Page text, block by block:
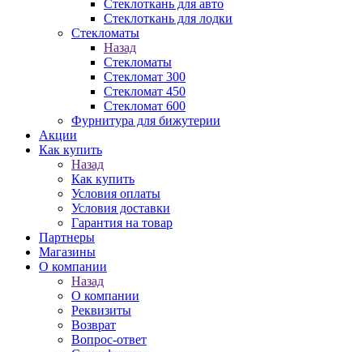
Стеклоткань для авто
Стеклоткань для лодки
Стекломаты
Назад
Стекломаты
Стекломат 300
Стекломат 450
Стекломат 600
Фурнитура для бижутерии
Акции
Как купить
Назад
Как купить
Условия оплаты
Условия доставки
Гарантия на товар
Партнеры
Магазины
О компании
Назад
О компании
Реквизиты
Возврат
Вопрос-ответ